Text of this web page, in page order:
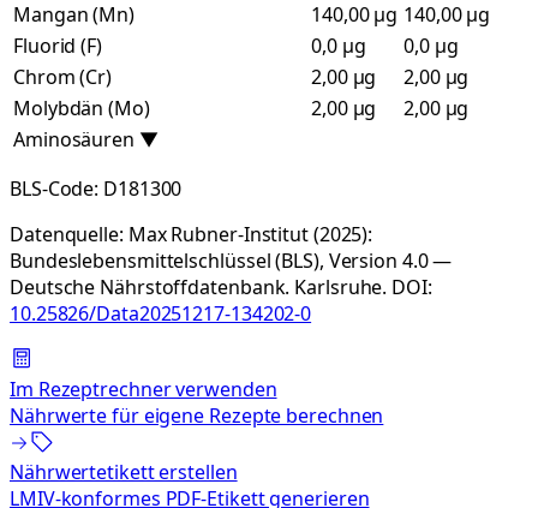
Mangan (Mn)
140,00 µg 140,00 µg
Fluorid (F)
0,0 µg
0,0 µg
Chrom (Cr)
2,00 µg
2,00 µg
Molybdän (Mo)
2,00 µg
2,00 µg
Aminosäuren ▼
BLS-Code: D181300
Datenquelle: Max Rubner-Institut (2025):
Bundeslebensmittelschlüssel (BLS), Version 4.0 —
Deutsche Nährstoffdatenbank. Karlsruhe. DOI:
10.25826/Data20251217-134202-0
Im Rezeptrechner verwenden
Nährwerte für eigene Rezepte berechnen
Nährwertetikett erstellen
LMIV-konformes PDF-Etikett generieren